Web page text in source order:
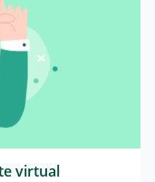
virtual